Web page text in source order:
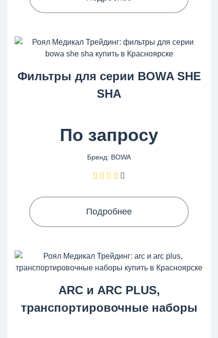
Фильтры для серии BOWA SHE
SHA
По запросу
Бренд: BOWA
Подробнее
ARC и ARC PLUS,
транспортировочные наборы